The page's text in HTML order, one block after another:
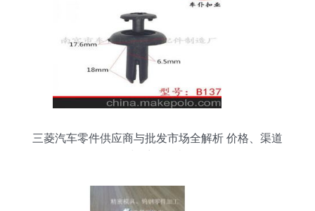
三菱汽车零件供应商与批发市场全解析 价格、渠道